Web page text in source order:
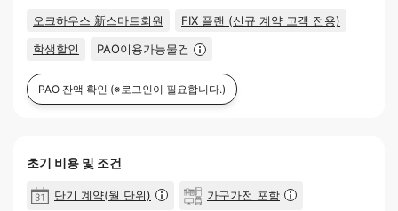
오크하우스 新스마트회원 FIX 플랜 (신규 계약 고객 전용)
학생할인 PAO이용가능물건
PAO 잔액 확인 (※로그인이 필요합니다.)
초기 비용 및 조건
단기 계약(월 단위) 가구가전 포함